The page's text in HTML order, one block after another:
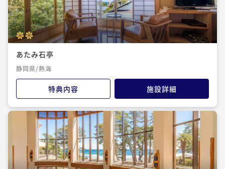
あたみ石亭
静岡県/熱海
特典内容 施設詳細